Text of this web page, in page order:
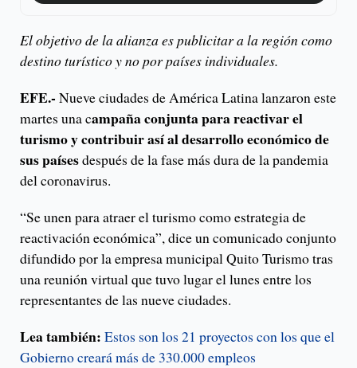
El objetivo de la alianza es publicitar a la región como
destino turístico y no por países individuales.
EFE.- Nueve ciudades de América Latina lanzaron este
martes una campaña conjunta para reactivar el
turismo y contribuir así al desarrollo económico de
sus paísesdespués de la fase más dura de la pandemia
del coronavirus.
“Se unen para atraer el turismo como estrategia de
reactivación económica”, dice un comunicado conjunto
difundido por la empresa municipal Quito Turismo tras
una reunión virtual que tuvo lugar el lunes entre los
representantes de las nueve ciudades.
Lea también: Estos son los 21 proyectos con los que el
Gobierno creará más de 330.000 empleos